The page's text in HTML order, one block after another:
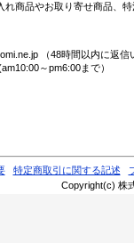
れ商品やお取り寄せ商品、
（48時間以内に返信
～pm6:00まで）
特定商取引に関する記述
Copyright(c) 株